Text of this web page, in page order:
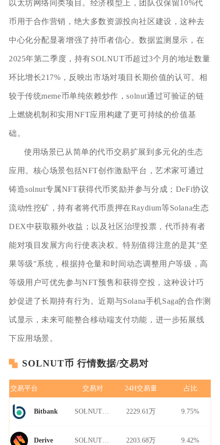
以太坊网络同类项目。经济模型上，团队仅保留10%代
币用于合作营销，绝大多数资源投向社区建设，这种去
中心化分配显著增强了持币者信心。数据监测显示，在
2025年第二季度，持有SOLNUT币超过3个月的地址数量
环比增长217%，反映出市场对项目长期价值的认可。相
较于传统meme币单纯依赖炒作，solnut通过可验证的链
上燃烧机制和实用NFT应用构建了更可持续的价值基
础。
使用场景已从简单的代币交易扩展到多元化的生态
应用。核心场景包括NFT创作激励平台，艺术家可通过
铸造solnut专属NFT获得代币奖励并参与分成；DeFi协议
流动性挖矿，持有者将代币质押在Raydium等Solana生态
DEX中获取额外收益；以及社区治理投票，代币持有者
能对项目发展方向行使表决权。特别值得注意的是其"坚
果等级"系统，根据持仓量和时间动态调整用户等级，高
等级用户可优先参与NFT预售和获得空投，这种设计巧
妙促进了长期持有行为。近期与Solana手机Saga的合作测
试显示，未来可能整合移动端支付功能，进一步拓展线
下应用场景。
SOLNUT币 行情数据/交易对
交易平台 交易对 24H交易量 占比
Bitbank 2229.61万 9.75%
Derive 2203.68万 9.42%